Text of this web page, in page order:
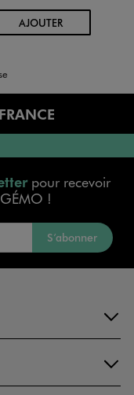
AJOUTERAU PANIER
pour recevoir
!
S’abonner